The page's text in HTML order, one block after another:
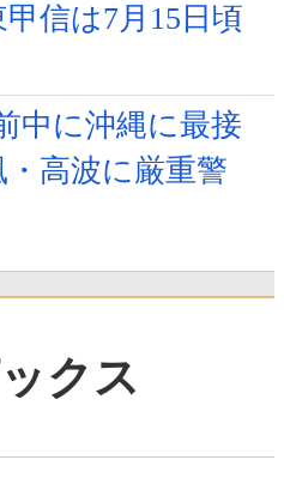
信は7月15日頃
中に沖縄に最接
高波に厳重警
クス